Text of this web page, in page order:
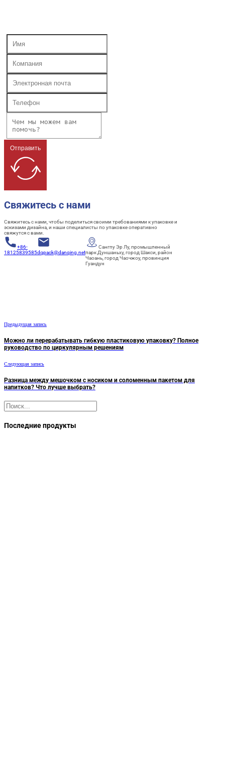
Отправить
Свяжитесь с нами
Свяжитесь с нами, чтобы поделиться своими требованиями к упаковке и
эскизами дизайна, и наши специалисты по упаковке оперативно
свяжутся с вами.
+86-
18125839585dqpack@danqing.net
Сангпу Эр Лу, промышленный
парк Дуншаньху, город Шакси, район
Чаоань, город Чаочжоу, провинция
Гуандун
Предыдущая запись
Можно ли перерабатывать гибкую пластиковую упаковку? Полное
руководство по циркулярным решениям
Следующая запись
Разница между мешочком с носиком и соломенным пакетом для
напитков? Что лучше выбрать?
Поиск
Последние продукты